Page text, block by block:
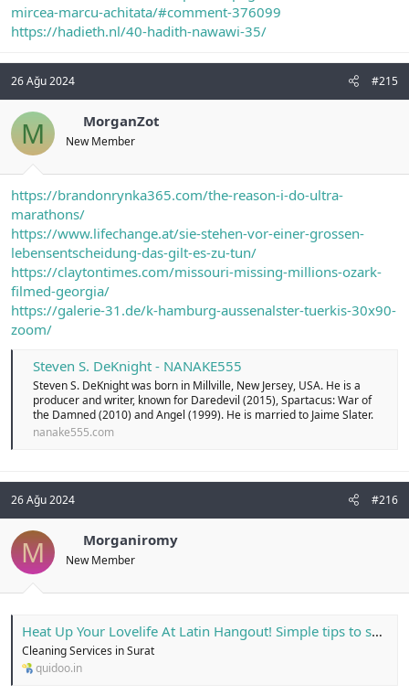
mircea-marcu-achitata/#comment-376099
https://hadieth.nl/40-hadith-nawawi-35/
26 Ağu 2024 #215
M MorganZot
New Member
https://brandonrynka365.com/the-reason-i-do-ultra-
marathons/
https://www.lifechange.at/sie-stehen-vor-einer-grossen-
lebensentscheidung-das-gilt-es-zu-tun/
https://claytontimes.com/missouri-missing-millions-ozark-
filmed-georgia/
https://galerie-31.de/k-hamburg-aussenalster-tuerkis-30x90-
zoom/
Steven S. DeKnight - NANAKE555
Steven S. DeKnight was born in Millville, New Jersey, USA. He is a
producer and writer, known for Daredevil (2015), Spartacus: War of
the Damned (2010) and Angel (1999). He is married to Jaime Slater.
nanake555.com
26 Ağu 2024 #216
M Morganiromy
New Member
Heat Up Your Lovelife At Latin Hangout! Simple tips to show up having a good username for online dating sites Quidoo
Cleaning Services in Surat
quidoo.in